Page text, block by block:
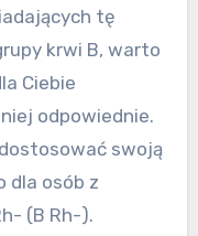
tę
krwi B, warto
Ciebie
odpowiednie.
swoją
dla osób z
(B Rh-).